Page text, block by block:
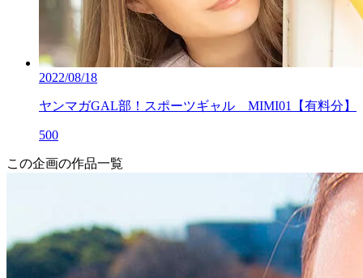
2022/08/18
ヤンマガGAL部！スポーツギャル MIMI01【有料分】
500
この企画の作品一覧